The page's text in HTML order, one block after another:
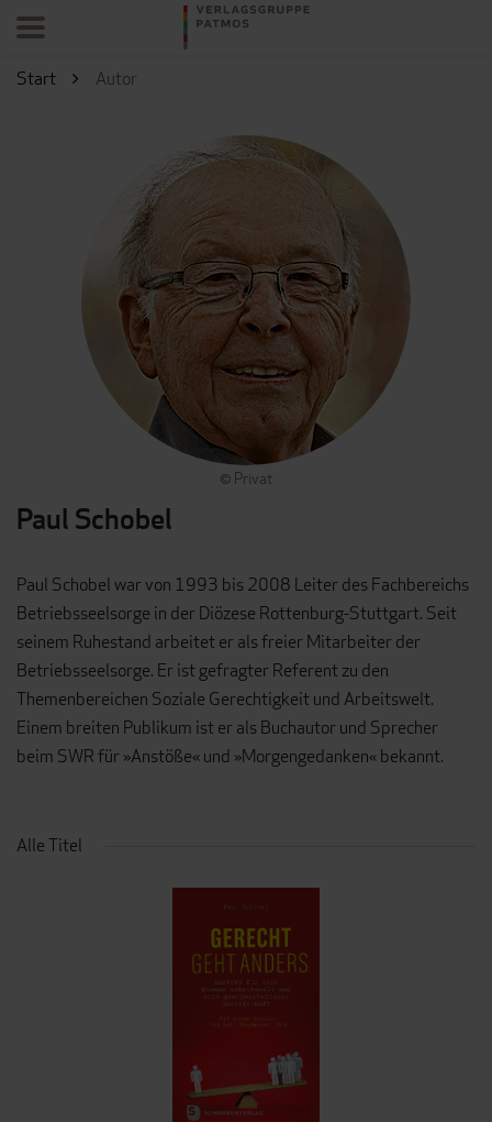
Start Autor
© Privat
Paul Schobel
Paul Schobel war von 1993 bis 2008 Leiter des Fachbereichs
Betriebsseelsorge in der Diözese Rottenburg-Stuttgart. Seit
seinem Ruhestand arbeitet er als freier Mitarbeiter der
Betriebsseelsorge. Er ist gefragter Referent zu den
Themenbereichen Soziale Gerechtigkeit und Arbeitswelt.
Einem breiten Publikum ist er als Buchautor und Sprecher
beim SWR für »Anstöße« und »Morgengedanken« bekannt.
Alle Titel